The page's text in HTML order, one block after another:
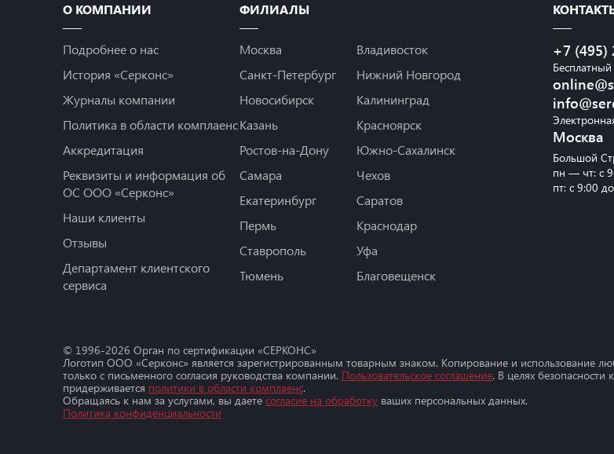
О КОМПАНИИ
Подробнее о нас
История «Серконс»
Журналы компании
Политика в области комплаенс
Аккредитация
Реквизиты и информация об
ОС ООО «Серконс»
Наши клиенты
Отзывы
Департамент клиентского
сервиса
ФИЛИАЛЫ
Москва
Санкт-Петербург
Новосибирск
Казань
Ростов-на-Дону
Самара
Екатеринбург
Пермь
Ставрополь
Тюмень
Владивосток
Нижний Новгород
Калининград
Красноярск
Южно-Сахалинск
Чехов
Саратов
Краснодар
Уфа
Благовещенск
+7 (495)
Москва
Большой
пн — чт: с
пт: с 9:00
© 1996-2026 Орган по сертификации «СЕРКОНС»
Логотип ООО «Серконс» является зарегистрированным товарным знаком. Копирование и использование
только с письменного согласия руководства компании. Пользовательское соглашение. В целях
придерживается политики в области комплаенс.
Обращаясь к нам за услугами, вы даете согласие на обработку ваших персональных данных.
Политика конфиденциальности